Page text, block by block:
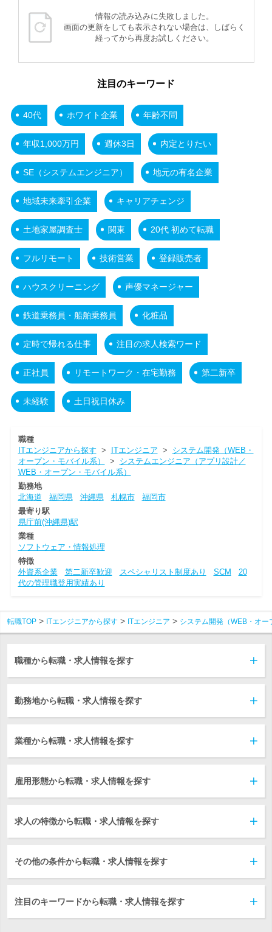
情報の読み込みに失敗しました。
画面の更新をしても表示されない場合は、しばらく
経ってから再度お試しください。
注目のキーワード
40代 ホワイト企業 年齢不問
年収1,000万円 週休3日 内定とりたい
SE（システムエンジニア） 地元の有名企業
地域未来牽引企業 キャリアチェンジ
土地家屋調査士 関東 20代 初めて転職
フルリモート 技術営業 登録販売者
ハウスクリーニング 声優マネージャー
鉄道乗務員・船舶乗務員 化粧品
定時で帰れる仕事 注目の求人検索ワード
正社員 リモートワーク・在宅勤務 第二新卒
未経験 土日祝日休み
職種
ITエンジニアから探す > ITエンジニア > システム開発（WEB・
オープン・モバイル系）
> システムエンジニア（アプリ設計／
WEB・オープン・モバイル系）
勤務地
北海道
福岡県 沖縄県 札幌市
福岡市
最寄り駅
県庁前(沖縄県)駅
業種
ソフトウェア・情報処理
特徴
外資系企業
第二新卒歓迎 スペシャリスト制度あり SCM
20
代の管理職登用実績あり
転職TOP ITエンジニアから探す ITエンジニア システム開発（WEB・オ
職種から転職・求人情報を探す
勤務地から転職・求人情報を探す
業種から転職・求人情報を探す
雇用形態から転職・求人情報を探す
求人の特徴から転職・求人情報を探す
その他の条件から転職・求人情報を探す
注目のキーワードから転職・求人情報を探す